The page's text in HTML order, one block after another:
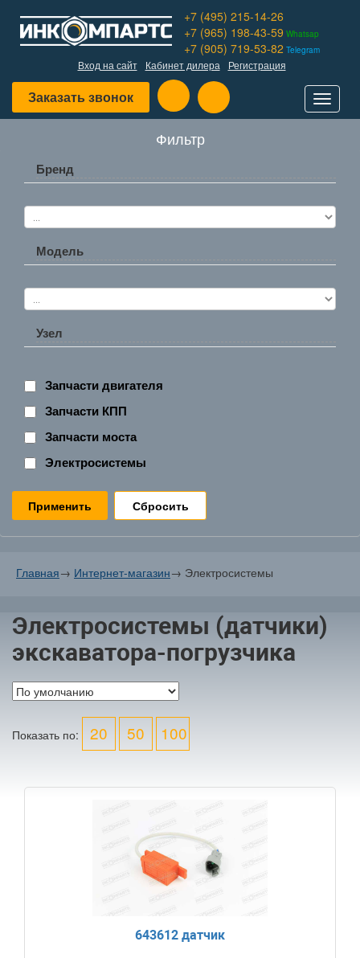
+7 (495) 215-14-26
+7 (965) 198-43-59 Whatsap
+7 (905) 719-53-82 Telegram
Вход на сайт Кабинет дилера Регистрация
Заказать звонок
Toggle
Фильтр
Бренд
Модель
Узел
Запчасти двигателя
Запчасти КПП
Запчасти моста
Электросистемы
Сбросить
Главная→ Интернет-магазин→ Электросистемы
Электросистемы (датчики)
экскаватора-погрузчика
Показать по: 20 50 100
643612 датчик